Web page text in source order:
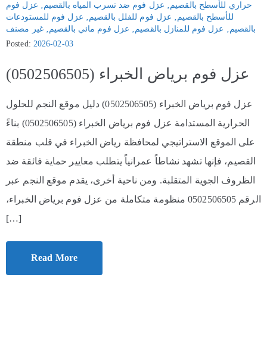
حراري للأسطح بالقصيم‚ عزل فوم ضد تسرب المياه بالقصيم‚ عزل فوم
للأسطح بالقصيم‚ عزل فوم للفلل بالقصيم‚ عزل فوم للمستودعات
بالقصيم‚ عزل فوم للمنازل بالقصيم‚ عزل فوم مائي بالقصيم‚غير مصنف
Posted: 2026-02-03
عزل فوم برياض الخبراء (0502506505)
عزل فوم برياض الخبراء (0502506505) دليل موقع النجم للحلول
الحرارية المستدامة عزل فوم برياض الخبراء (0502506505) بناءً
على الموقع الاستراتيجي لمحافظة رياض الخبراء في قلب منطقة
القصيم، فإنها تشهد نشاطاً عمرانياً يتطلب معايير حماية فائقة ضد
الظروف الجوية المتقلبة. ومن ناحية أخرى، يقدم موقع النجم عبر
الرقم 0502506505 منظومة متكاملة من عزل فوم برياض الخبراء،
[…]
Read More